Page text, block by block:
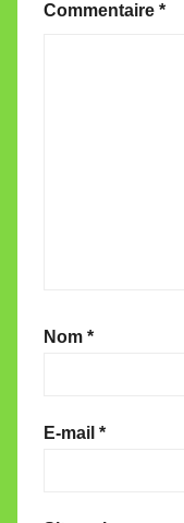
Commentaire *
Nom *
E-mail *